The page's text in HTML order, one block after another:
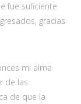
fue suficiente
gracias
mi alma
de las
de que la